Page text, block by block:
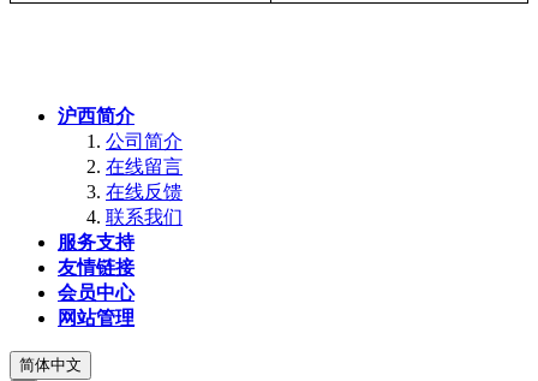
沪西简介
公司简介
在线留言
在线反馈
联系我们
服务支持
友情链接
会员中心
网站管理
简体中文